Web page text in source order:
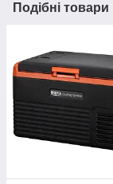
Подібні товари